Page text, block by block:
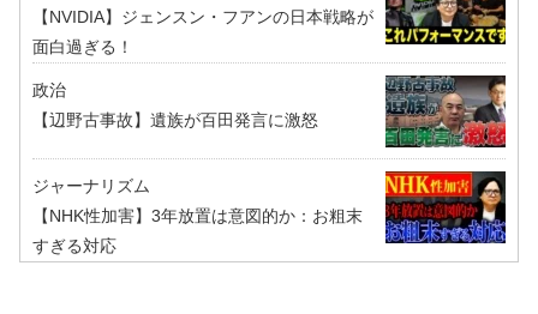
【NVIDIA】ジェンスン・フアンの日本戦略が
面白過ぎる！
政治
【辺野古事故】遺族が百田発言に激怒
ジャーナリズム
【NHK性加害】3年放置は意図的か：お粗末
すぎる対応